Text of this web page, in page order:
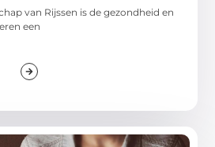
van Rijssen is de gezondheid en
een